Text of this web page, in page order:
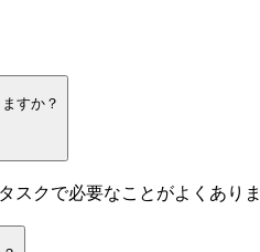
すか？
スクで必要なことがよくありま